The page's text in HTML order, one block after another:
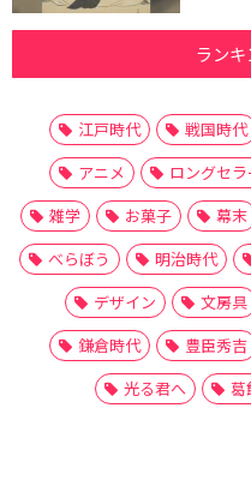
ラン
江戸時代 戦国時代
アニメ
ロングセラ
雑学
お菓子 幕末
べらぼう
明治時代
デザイン
文房具
鎌倉時代
豊臣秀吉
光る君へ
葛